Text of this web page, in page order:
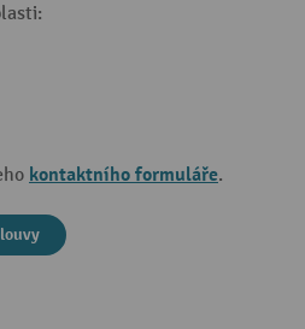
kontaktního formuláře.